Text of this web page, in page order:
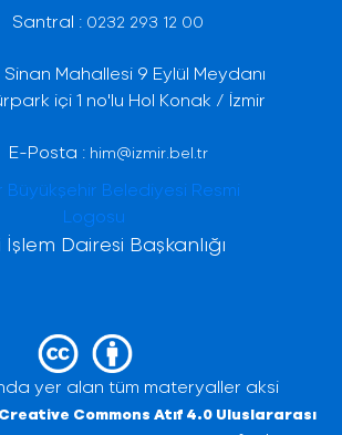
Santral : 0232 293 12 00
Sinan Mahallesi 9 Eylül Meydanı
içi 1 no'lu Hol Konak / İzmir
E-Posta : him@izmir.bel.tr
İşlem Dairesi Başkanlığı
yer alan tüm materyaller aksi
Creative Commons Atıf 4.0 Uluslararası